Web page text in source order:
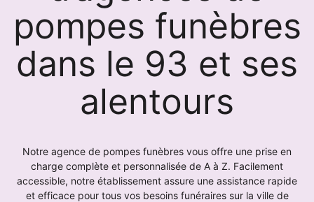
pompes funèbres
dans le 93 et ses
alentours
Notre agence de pompes funèbres vous offre une prise en
charge complète et personnalisée de A à Z. Facilement
accessible, notre établissement assure une assistance rapide
et efficace pour tous vos besoins funéraires sur la ville de